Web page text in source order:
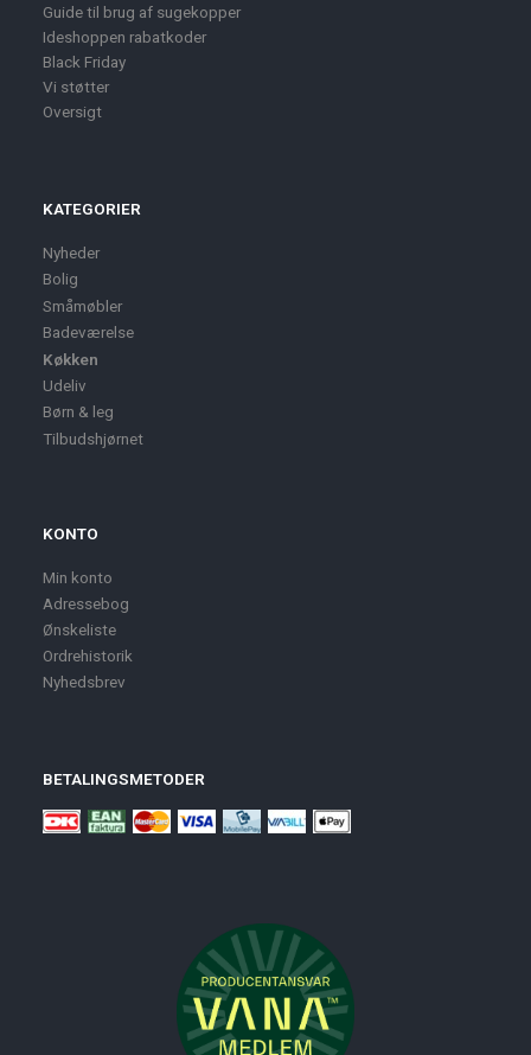
Guide til brug af sugekopper
Ideshoppen rabatkoder
Black Friday
Vi støtter
Oversigt
KATEGORIER
Nyheder
Bolig
Småmøbler
Badeværelse
Køkken
Udeliv
Børn & leg
Tilbudshjørnet
KONTO
Min konto
Adressebog
Ønskeliste
Ordrehistorik
Nyhedsbrev
BETALINGSMETODER